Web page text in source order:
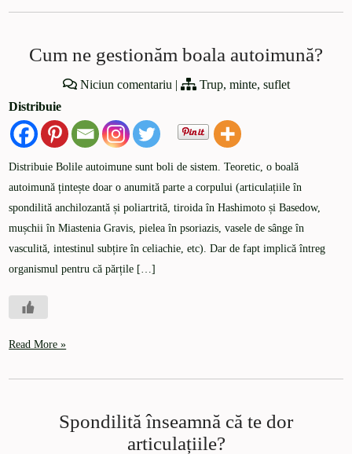
Cum ne gestionăm boala autoimună?
Niciun comentariu |
Trup, minte, suflet
Distribuie
Distribuie Bolile autoimune sunt boli de sistem. Teoretic, o boală
autoimună țintește doar o anumită parte a corpului (articulațiile în
spondilită anchilozantă și poliartrită, tiroida în Hashimoto și Basedow,
mușchii în Miastenia Gravis, pielea în psoriazis, vasele de sânge în
vasculită, intestinul subțire în celiachie, etc). Dar de fapt implică întreg
organismul pentru că părțile […]
Read More »
Spondilită înseamnă că te dor
articulațiile?